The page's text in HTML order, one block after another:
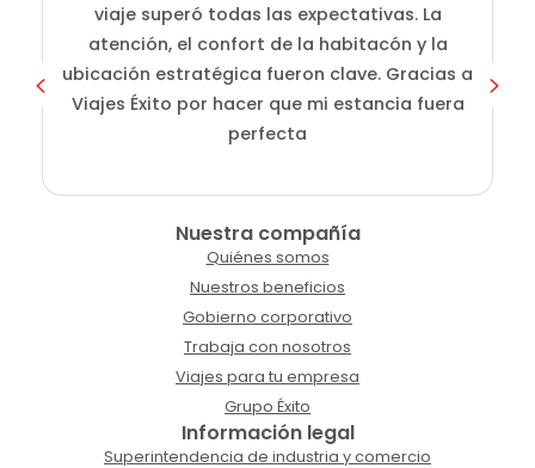
viaje superó todas las expectativas. La
atención, el confort de la habitacón y la
ubicación estratégica fueron clave. Gracias a
Viajes Éxito por hacer que mi estancia fuera
perfecta
Nuestra compañía
Quiénes somos
Nuestros beneficios
Gobierno corporativo
Trabaja con nosotros
Viajes para tu empresa
Grupo Éxito
Información legal
Superintendencia de industria y comercio